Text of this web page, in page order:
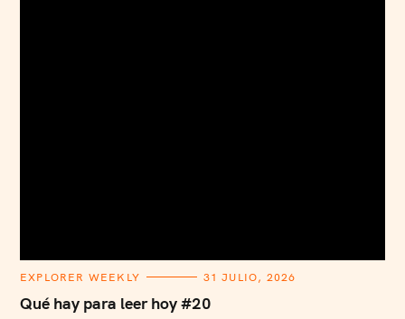
C
T
E
EXPLORER WEEKLY 31 JULIO, 2026
Qué hay para leer hoy #20